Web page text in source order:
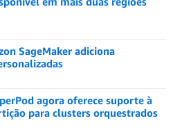
SageMaker adiciona
agora oferece suporte à
para clusters orquestrados